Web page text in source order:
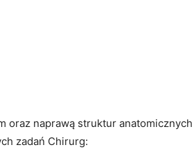
oraz naprawą struktur anatomicznych
zadań Chirurg: